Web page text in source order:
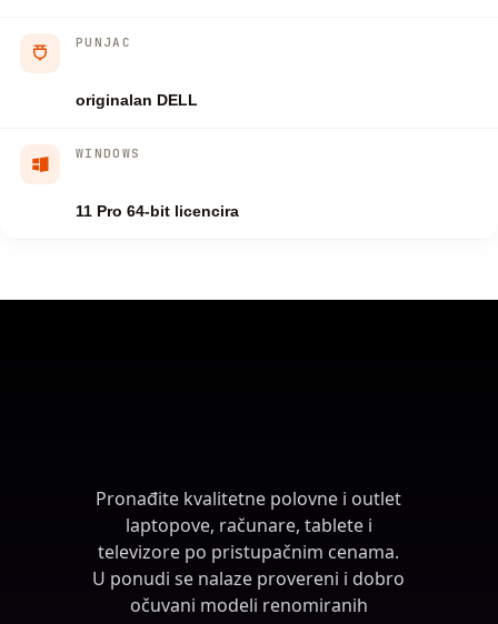
PUNJAC
originalan DELL
WINDOWS
11 Pro 64-bit licencira
Pronađite kvalitetne polovne i outlet
laptopove, računare, tablete i
televizore po pristupačnim cenama.
U ponudi se nalaze provereni i dobro
očuvani modeli renomiranih